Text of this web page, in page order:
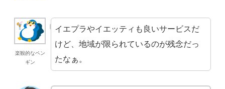
楽観的なペン
ギン
イエプラやイエッティも良いサービスだ
けど、地域が限られているのが残念だっ
たなぁ。